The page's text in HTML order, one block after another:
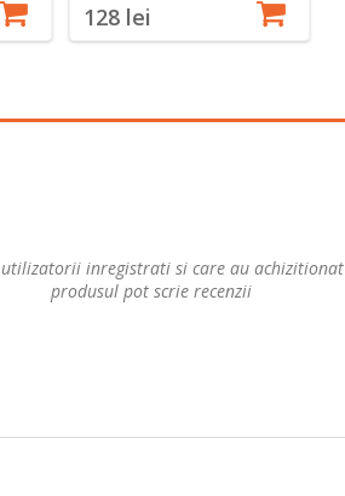
128 lei
inregistrati si care au achizitionat
produsul pot scrie recenzii